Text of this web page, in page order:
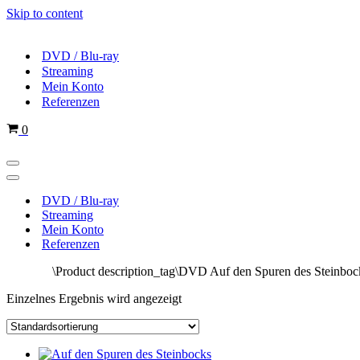
Skip to content
DVD / Blu-ray
Streaming
Mein Konto
Referenzen
Cart
0
Navigations-
Menü
Navigations-
DVD / Blu-ray
Streaming
Mein Konto
Referenzen
\Product description_tag\DVD Auf den Spuren des
Einzelnes Ergebnis wird angezeigt